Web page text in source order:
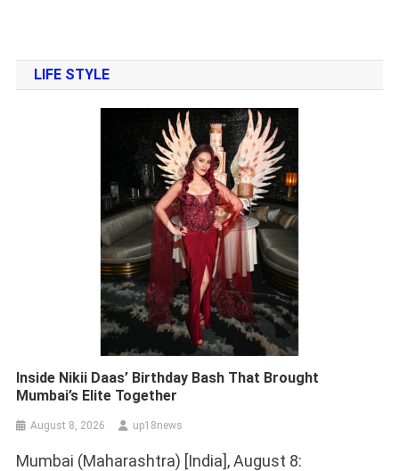
LIFE STYLE
Inside Nikii Daas’ Birthday Bash That Brought
Mumbai’s Elite Together
August 8, 2026 up18news
Mumbai (Maharashtra) [India], August 8: